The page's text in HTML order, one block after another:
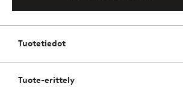
Tuotetiedot
Tuote-erittely